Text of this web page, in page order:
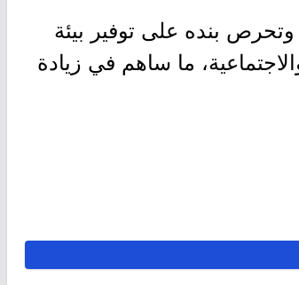
للتجزئة هي شركة تجزئة سعودية تأسست عام 1978م، وتحرص بنده على توفير بيئة
ما ساهم في زيادة